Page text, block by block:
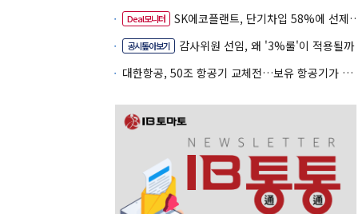
Deal모니터 SK에코플랜트, 단기차입 58%에 선제 차환 카드
공시톺아보기
감사위원 선임, 왜 '3%룰'이 적용될까
대한항공, 50조 항공기 교체전…보유 항공기가 조달 카드